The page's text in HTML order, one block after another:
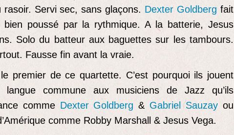
Servi sec, sans glaçons. Dexter Goldbergfait
poussé par la rythmique. A la batterie, Jesus
Solo du batteur aux baguettes sur les tambours.
Fausse fin avant la vraie.
premier de ce quartette. C’est pourquoi ils jouent
langue commune aux musiciens de Jazz qu’ils
comme Dexter Goldberg & Gabriel Sauzay ou
comme Robby Marshall & Jesus Vega.